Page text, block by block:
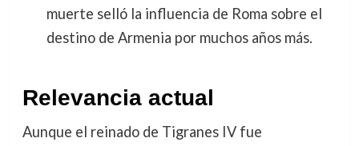
muerte selló la influencia de Roma sobre el
destino de Armenia por muchos años más.
Relevancia actual
Aunque el reinado de Tigranes IV fue